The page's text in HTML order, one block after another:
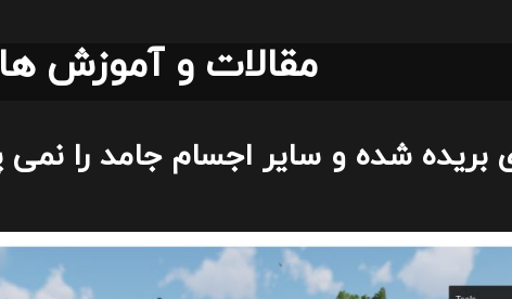
مقالات و آموزش ها